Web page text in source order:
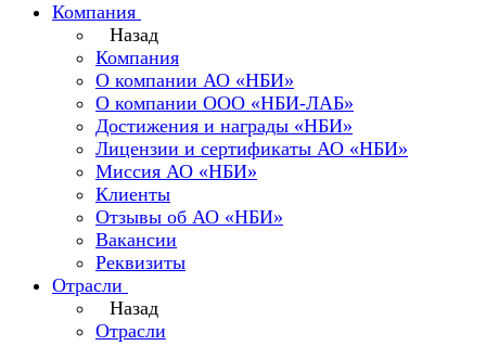
Компания
Назад
Компания
О компании АО «НБИ»
О компании ООО «НБИ-ЛАБ»
Достижения и награды «НБИ»
Лицензии и сертификаты АО «НБИ»
Миссия АО «НБИ»
Клиенты
Отзывы об АО «НБИ»
Вакансии
Реквизиты
Отрасли
Назад
Отрасли